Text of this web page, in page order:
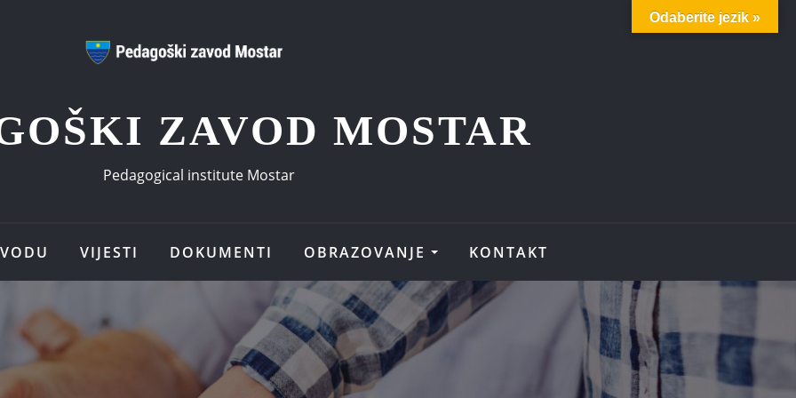
ZAVOD MOSTAR
Pedagogical institute Mostar
VIJESTI DOKUMENTI OBRAZOVANJE KONTAKT
Odaberite jezik »